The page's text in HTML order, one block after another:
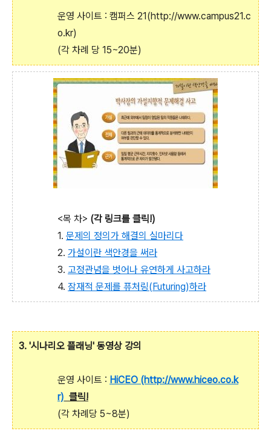
운영 사이트 : 캠퍼스 21(http://www.campus21.c
o.kr)
(각 차례 당 15~20분)
<목 차> (각 링크를 클릭!)
1. 문제의 정의가 해결의 실마리다
2. 가설이란 색안경을 써라
3. 고정관념을 벗어나 유연하게 사고하라
4. 잠재적 문제를 퓨처링(Futuring)하라
3. '시나리오 플래닝' 동영상 강의
운영 사이트 : HiCEO (http://www.hiceo.co.k
r) 클릭!
(각 차례당 5~8분)